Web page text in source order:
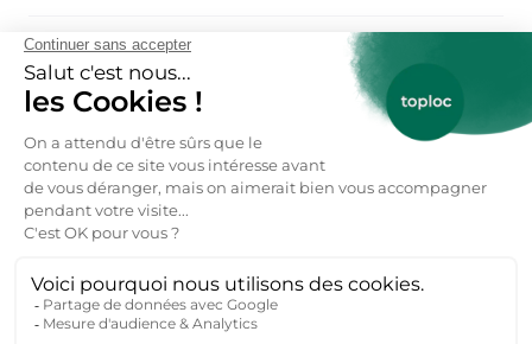
Peut-on louer une location vacances à
Andrezieux-Bouthéon en toute saison ?
Oui ! Andrezieux-Bouthéon est une destination idéale
toute l'année :
Printemps :randonnées dans le Parc naturel régional du
Livradois-Forez, visite des jardins en fleurs, balades à vélo
le long de la Loire et découverte des villages
Été :baignade dans les plans d'eau, sports nautiques,
festivals locaux, marchés estivaux et soirées en plein air.